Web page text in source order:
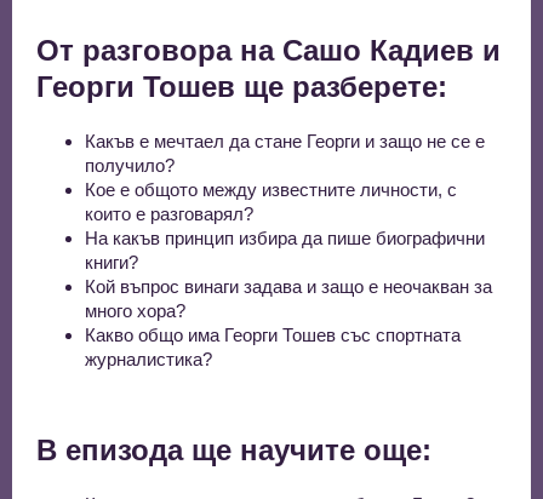
От разговора на Сашо Кадиев и
Георги Тошев ще разберете:
Какъв е мечтаел да стане Георги и защо не се е
получило?
Кое е общото между известните личности, с
които е разговарял?
На какъв принцип избира да пише биографични
книги?
Кой въпрос винаги задава и защо е неочакван за
много хора?
Какво общо има Георги Тошев със спортната
журналистика?
В епизода ще научите още: